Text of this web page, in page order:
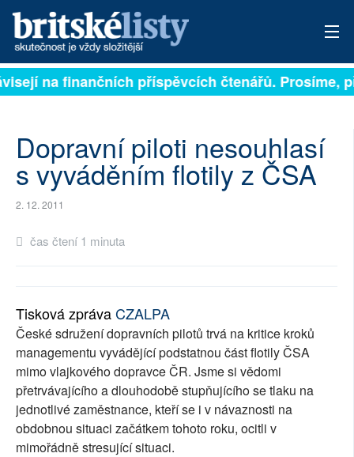
PŘIHLÁSIT
ARCHIV
ROZHOVORY
PŘÍSPĚVKY NA PROVOZ
SOCIÁLNÍ SÍTĚ
RUBRIKY
PLNÁ VERZE STRÁNEK
na finančních příspěvcích čtenářů. Prosíme,
Dopravní piloti nesouhlasí
s vyváděním flotily z ČSA
2. 12. 2011
čas čtení 1 minuta
Tisková zprávaCZALPA
České sdružení dopravních pilotů trvá na kritice kroků
managementu vyvádějící podstatnou část flotily ČSA
mimo vlajkového dopravce ČR. Jsme si vědomi
přetrvávajícího a dlouhodobě stupňujícího se tlaku na
jednotlivé zaměstnance, kteří se i v návaznosti na
obdobnou situaci začátkem tohoto roku, ocitli v
mimořádně stresující situaci.